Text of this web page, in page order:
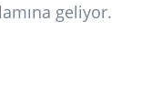
geliyor.